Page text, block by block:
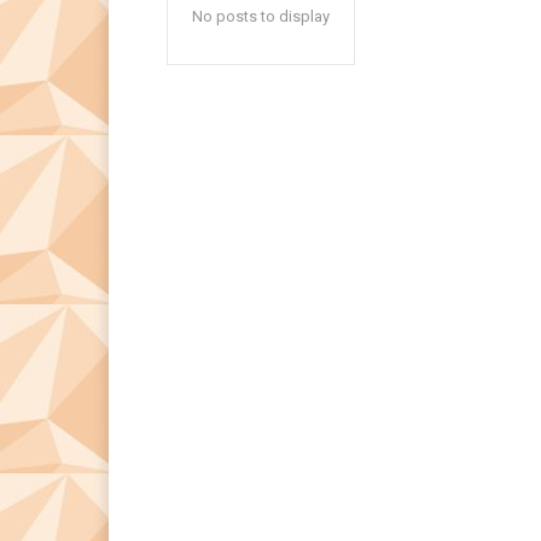
No posts to display